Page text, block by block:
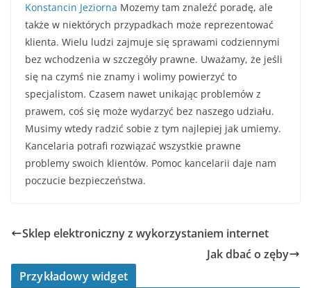
Konstancin Jeziorna Mozemy tam znaleźć poradę, ale
także w niektórych przypadkach może reprezentować
klienta. Wielu ludzi zajmuje się sprawami codziennymi
bez wchodzenia w szczegóły prawne. Uważamy, że jeśli
się na czymś nie znamy i wolimy powierzyć to
specjalistom. Czasem nawet unikając problemów z
prawem, coś się może wydarzyć bez naszego udziału.
Musimy wtedy radzić sobie z tym najlepiej jak umiemy.
Kancelaria potrafi rozwiązać wszystkie prawne
problemy swoich klientów. Pomoc kancelarii daje nam
poczucie bezpieczeństwa.
Sklep elektroniczny z wykorzystaniem internet
Jak dbać o zęby
Przykładowy widget